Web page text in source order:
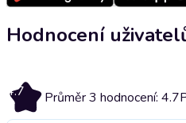
Hodnocení
4.7 Průměr 3 hodnocení: 4.7